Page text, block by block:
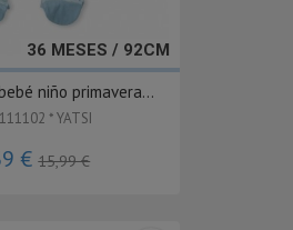
36 MESES / 92CM
niño primavera...
* YATSI
€15,99 €